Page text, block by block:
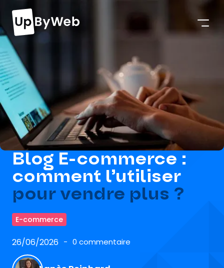
Blog E-commerce :
comment l’utiliser
pour vendre plus ?
E-commerce
26/06/2026 0 commentaire